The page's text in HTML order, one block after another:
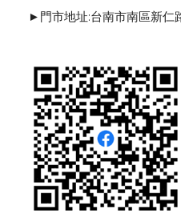
►門市地址:台南市南區新仁